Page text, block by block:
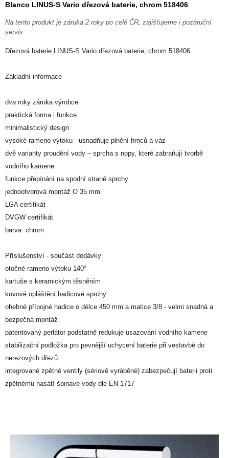
Blanco LINUS-S Vario dřezová baterie, chrom 518406
Na tento produkt je záruka 2 roky po celé ČR, zajišťujeme i pozáruční
servis.
Dřezová baterie LINUS-S Vario dřezová baterie, chrom 518406
Základní informace
dva roky záruka výrobce
praktická forma i funkce
minimalistický design
vysoké rameno výtoku - usnadňuje plnění hrnců a váz
dvě varianty proudění vody – sprcha s nopy, které zabraňují tvorbě
vodního kamene
funkce přepínání na spodní straně sprchy
jednootvorová montáž O 35 mm
LGA certifikát
DVGW certifikát
barva: chrom
Příslušenství - součást dodávky
otočné rameno výtoku 140°
kartuše s keramickým těsněním
kovové opláštění hadicové sprchy
ohebné přípojné hadice o délce 450 mm a matice 3/8 - velmi snadná a
bezpečná montáž
patentovaný perlátor podstatně redukuje usazování vodního kamene
stabilizační podložka pro pevnější uchycení baterie při vestavbě do
nerezových dřezů
integrované zpětné ventily (sériově vyráběné) zabezpečují baterii proti
zpětnému nasátí špinavé vody dle EN 1717